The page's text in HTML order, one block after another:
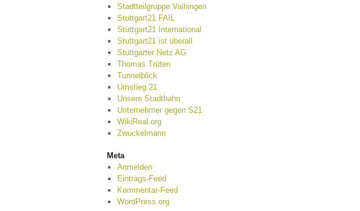
Stadtteilgruppe Vaihingen
Stuttgart21 FAIL
Stuttgart21 International
Stuttgart21 ist überall
Stuttgarter Netz AG
Thomas Trüten
Tunnelblick
Umstieg 21
Unsere Stadtbahn
Unternehmer gegen S21
WikiReal.org
Zwuckelmann
Meta
Anmelden
Eintrags-Feed
Kommentar-Feed
WordPress.org